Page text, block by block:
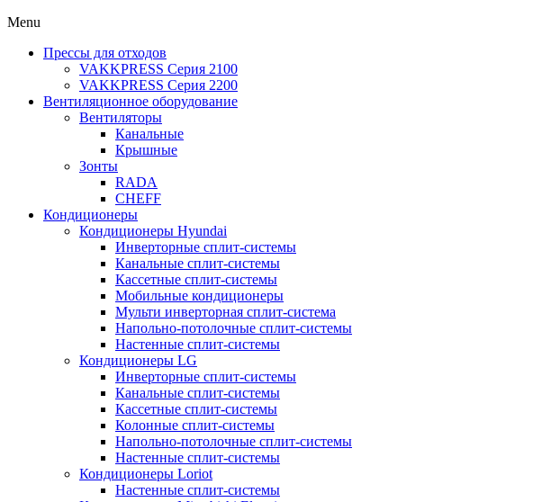
Menu
Прессы для отходов
VAKKPRESS Серия 2100
VAKKPRESS Серия 2200
Вентиляционное оборудование
Вентиляторы
Канальные
Крышные
Зонты
RADA
CHEFF
Кондиционеры
Кондиционеры Hyundai
Инверторные сплит-системы
Канальные сплит-системы
Кассетные сплит-системы
Мобильные кондиционеры
Мульти инверторная сплит-система
Напольно-потолочные сплит-системы
Настенные сплит-системы
Кондиционеры LG
Инверторные сплит-системы
Канальные сплит-системы
Кассетные сплит-системы
Колонные сплит-системы
Напольно-потолочные сплит-системы
Настенные сплит-системы
Кондиционеры Loriot
Настенные сплит-системы